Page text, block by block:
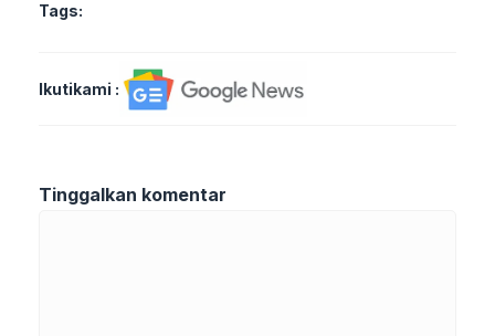
Tags:
Ikutikami :
Tinggalkan komentar